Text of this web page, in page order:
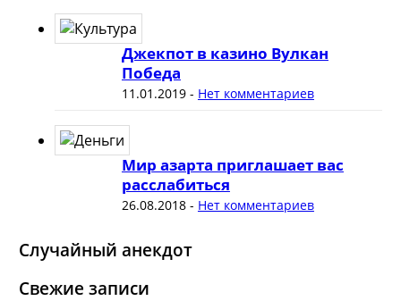
Джекпот в казино Вулкан
Победа
11.01.2019- Нет комментариев
Мир азарта приглашает вас
расслабиться
26.08.2018- Нет комментариев
Случайный анекдот
Свежие записи